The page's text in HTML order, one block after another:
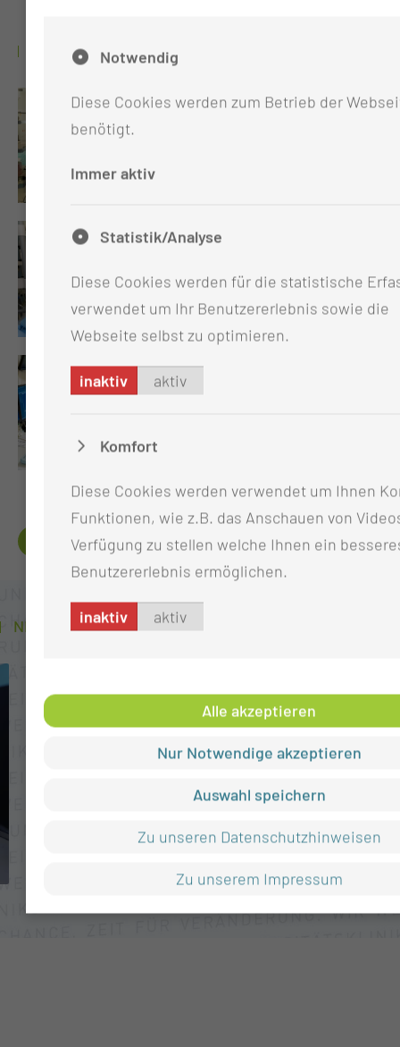
GALERIE
QUALITÄTSNACHWEISE
NEUIGKEITEN AUS DER KLINIK
LAOLA-COTTBUS-STUDIE ERFORSCHT
Notwendig
Diese Cookies werden zum Betrieb der
benötigt.
Immer aktiv
Statistik/Analyse
Diese Cookies werden für die statistische
verwendet um Ihr Benutzererlebnis sowie die
Webseite selbst zu optimieren.
inaktiv aktiv
Komfort
Diese Cookies werden verwendet um Ihnen
Funktionen, wie z.B. das Anschauen von
Verfügung zu stellen welche Ihnen ein
Benutzererlebnis ermöglichen.
inaktiv aktiv
Alle akzeptieren
Nur Notwendige akzeptieren
Auswahl speichern
Zu unseren Datenschutzhinweisen
Zu unserem Impressum